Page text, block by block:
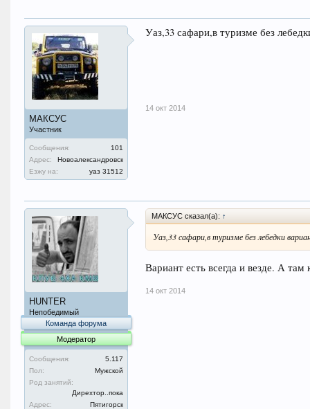
МАКСУС
Участник
Сообщения:
101
Адрес:
Новоалександровск
Езжу на:
уаз 31512
Уаз,33 сафари,в туризме без
14 окт 2014
HUNTER
Непобедимый
Команда форума
Модератор
Сообщения:
5.117
Пол:
Мужской
Род занятий:
Дирехтор..пока
Адрес:
Пятигорск
МАКСУС сказал(а): ↑
Уаз,33 сафари,в туризме без лебедки
Вариант есть всегда и везде. А там
14 окт 2014